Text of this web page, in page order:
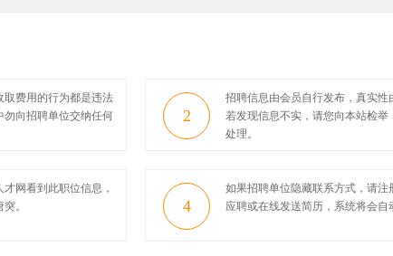
取费用的行为都是违法
勿向招聘单位交纳任何
2
招聘信息由会员自行发布，真实性
若发现信息不实，请您向本站检举
处理。
网看到此职位信息，
。
4
如果招聘单位隐藏联系方式，请注
应聘或在线发送简历，系统将会自